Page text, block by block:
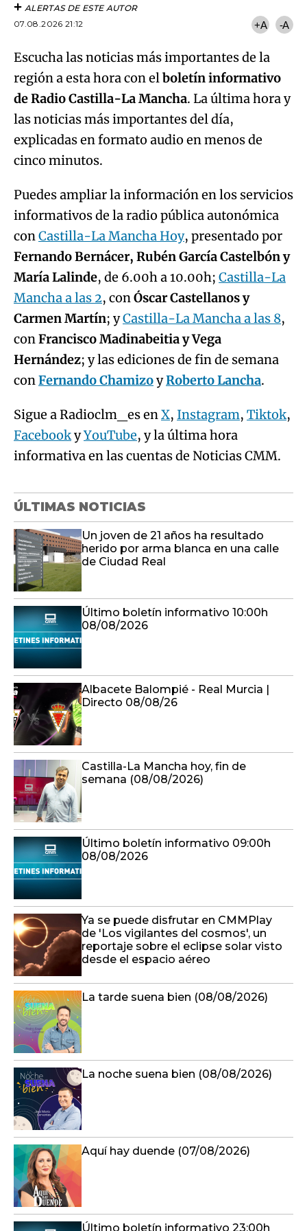
ALERTAS DE ESTE AUTOR
07.08.2026 21:12
+A -A
Escucha las noticias más importantes de la
región a esta hora con elboletín informativo
de Radio Castilla-La Mancha. La última hora y
las noticias más importantes del día,
explicadas en formato audio en menos de
cinco minutos.
Puedes ampliar la información en los servicios
informativos de la radio pública autonómica
conCastilla-La Mancha Hoy, presentado por
Fernando Bernácer, Rubén García Castelbón y
María Lalinde, de 6.00h a 10.00h; Castilla-La
Mancha a las 2, conÓscar Castellanos y
Carmen Martín; yCastilla-La Mancha a las 8,
conFrancisco Madinabeitia y Vega
Hernández; y las ediciones de fin de semana
conFernando ChamizoyRoberto Lancha.
Sigue a Radioclm_es enX, Instagram, Tiktok,
FacebookyYouTube, y la última hora
informativa en las cuentas de Noticias CMM.
ÚLTIMAS NOTICIAS
Un joven de 21 años ha resultado
herido por arma blanca en una calle
de Ciudad Real
Último boletín informativo 10:00h
08/08/2026
Albacete Balompié - Real Murcia |
Directo 08/08/26
Castilla-La Mancha hoy, fin de
semana (08/08/2026)
Último boletín informativo 09:00h
08/08/2026
Ya se puede disfrutar en CMMPlay
de 'Los vigilantes del cosmos', un
reportaje sobre el eclipse solar visto
desde el espacio aéreo
La tarde suena bien (08/08/2026)
La noche suena bien (08/08/2026)
Aquí hay duende (07/08/2026)
Último boletín informativo 23:00h